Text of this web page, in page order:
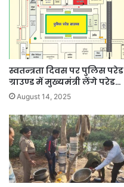
स्वतन्त्रता दिवस पर पुलिस परेड
ग्राउण्ड में मुख्यमंत्री लेंगे परेड…
August 14, 2025